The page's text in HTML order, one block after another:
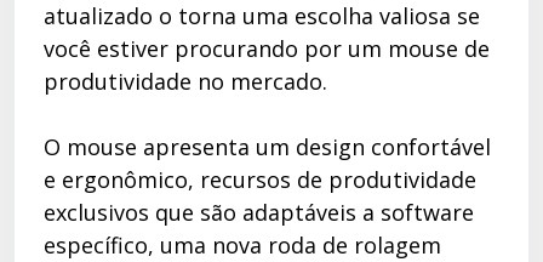
atualizado o torna uma escolha valiosa se
você estiver procurando por um mouse de
produtividade no mercado.
O mouse apresenta um design confortável
e ergonômico, recursos de produtividade
exclusivos que são adaptáveis ​​a software
específico, uma nova roda de rolagem